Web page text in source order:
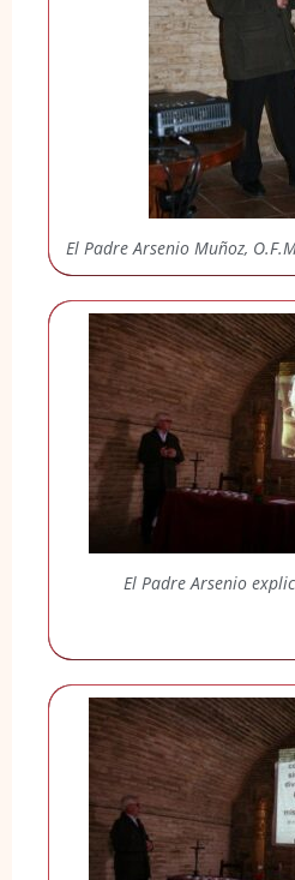
El Padre Arsenio Muñoz,
El Padre Arsenio